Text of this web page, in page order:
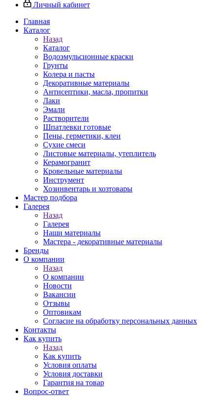
Личный кабинет
Главная
Каталог
Назад
Каталог
Водоэмульсионные краски
Грунты
Колера и пасты
Декоративные материалы
Антисептики, масла, пропитки
Лаки
Эмали
Растворители
Шпатлевки готовые
Пены, герметики, клеи
Сухие смеси
Листовые материалы, утеплитель
Керамогранит
Кровельные материалы
Инструмент
Хозинвентарь и хозтовары
Мастер подбора
Галерея
Назад
Галерея
Наши материалы
Мастера - декоративные материалы
Бренды
О компании
Назад
О компании
Новости
Вакансии
Отзывы
Оптовикам
Cогласие на обработку персональных данных
Контакты
Как купить
Назад
Как купить
Условия оплаты
Условия доставки
Гарантия на товар
Вопрос-ответ